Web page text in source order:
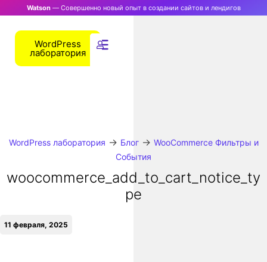
Watson— Совершенно новый опыт в создании сайтов и лендигов
WordPress
лаборатория
WordPress лаборатория → Блог→ WooCommerce Фильтры и
События
woocommerce_add_to_cart_notice_ty
pe
11 февраля, 2025